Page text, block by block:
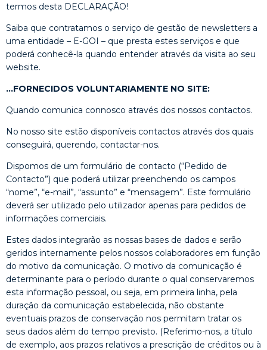
termos desta DECLARAÇÃO!
Saiba que contratamos o serviço de gestão de newsletters a
uma entidade – E-GOI – que presta estes serviços e que
poderá conhecê-la quando entender através da visita ao seu
website.
…FORNECIDOS VOLUNTARIAMENTE NO SITE:
Quando comunica connosco através dos nossos contactos.
No nosso site estão disponíveis contactos através dos quais
conseguirá, querendo, contactar-nos.
Dispomos de um formulário de contacto (“Pedido de
Contacto”) que poderá utilizar preenchendo os campos
“nome”, “e-mail”, “assunto” e “mensagem”. Este formulário
deverá ser utilizado pelo utilizador apenas para pedidos de
informações comerciais.
Estes dados integrarão as nossas bases de dados e serão
geridos internamente pelos nossos colaboradores em função
do motivo da comunicação. O motivo da comunicação é
determinante para o período durante o qual conservaremos
esta informação pessoal, ou seja, em primeira linha, pela
duração da comunicação estabelecida, não obstante
eventuais prazos de conservação nos permitam tratar os
seus dados além do tempo previsto. (Referimo-nos, a título
de exemplo, aos prazos relativos a prescrição de créditos ou à